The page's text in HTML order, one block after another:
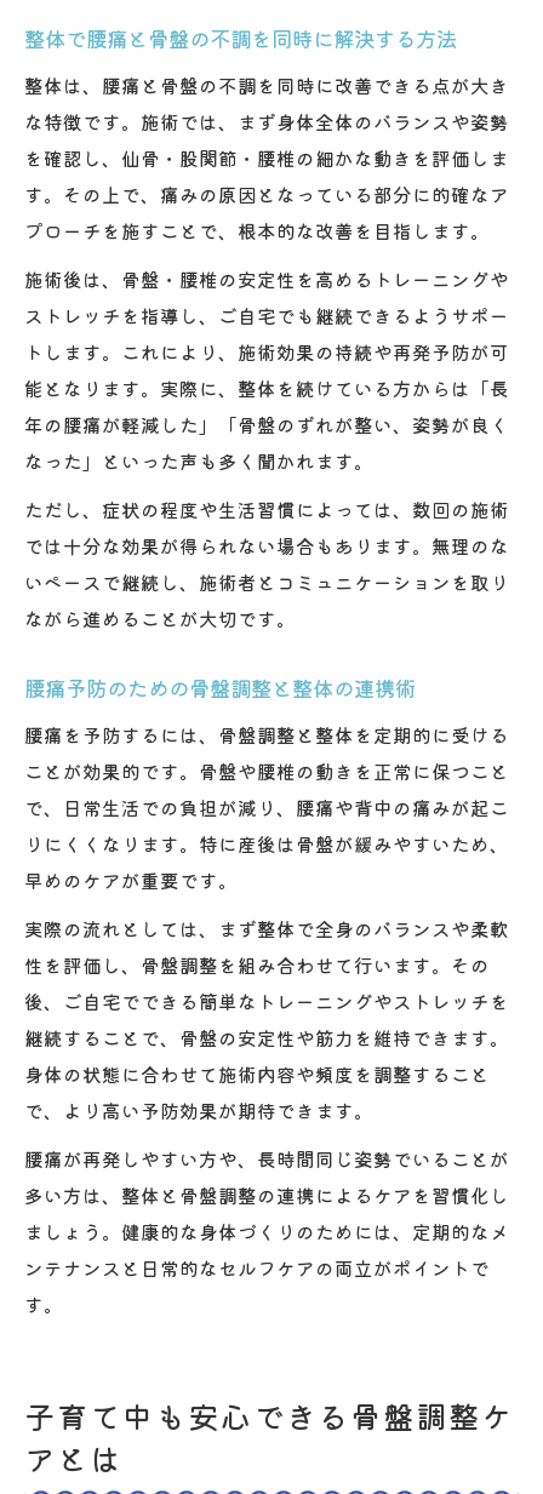
整体で腰痛と骨盤の不調を同時に解決する方法
整体は、腰痛と骨盤の不調を同時に改善できる点が大き
な特徴です。施術では、まず身体全体のバランスや姿勢
を確認し、仙骨・股関節・腰椎の細かな動きを評価しま
す。その上で、痛みの原因となっている部分に的確なア
プローチを施すことで、根本的な改善を目指します。
施術後は、骨盤・腰椎の安定性を高めるトレーニングや
ストレッチを指導し、ご自宅でも継続できるようサポー
トします。これにより、施術効果の持続や再発予防が可
能となります。実際に、整体を続けている方からは「長
年の腰痛が軽減した」「骨盤のずれが整い、姿勢が良く
なった」といった声も多く聞かれます。
ただし、症状の程度や生活習慣によっては、数回の施術
では十分な効果が得られない場合もあります。無理のな
いペースで継続し、施術者とコミュニケーションを取り
ながら進めることが大切です。
腰痛予防のための骨盤調整と整体の連携術
腰痛を予防するには、骨盤調整と整体を定期的に受ける
ことが効果的です。骨盤や腰椎の動きを正常に保つこと
で、日常生活での負担が減り、腰痛や背中の痛みが起こ
りにくくなります。特に産後は骨盤が緩みやすいため、
早めのケアが重要です。
実際の流れとしては、まず整体で全身のバランスや柔軟
性を評価し、骨盤調整を組み合わせて行います。その
後、ご自宅でできる簡単なトレーニングやストレッチを
継続することで、骨盤の安定性や筋力を維持できます。
身体の状態に合わせて施術内容や頻度を調整すること
で、より高い予防効果が期待できます。
腰痛が再発しやすい方や、長時間同じ姿勢でいることが
多い方は、整体と骨盤調整の連携によるケアを習慣化し
ましょう。健康的な身体づくりのためには、定期的なメ
ンテナンスと日常的なセルフケアの両立がポイントで
す。
子育て中も安心できる骨盤調整ケ
アとは